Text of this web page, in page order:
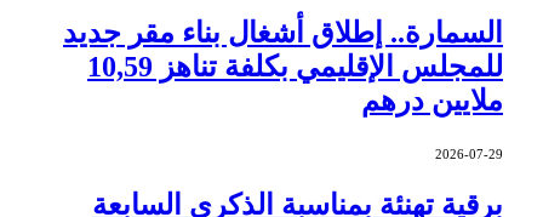
السمارة.. إطلاق أشغال بناء مقر جديد
للمجلس الإقليمي بكلفة تناهز 10,59
ملايين درهم
2026-07-29
برقية تهنئة بمناسبة الذكرى السابعة